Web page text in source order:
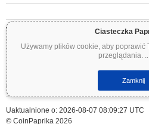
Ciasteczka
Używamy plików cookie, aby
przeglądania.
Zamknij
WAŻNE ZASTRZEŻENIE:
Kryptowaluty są
ryzykiem. Możesz stracić część lub całość
Coinpaprika są udostępniane wyłącznie w
finansowej ani inwestycyjnej. Zawsze
się z wykwalifikowanym doradcą finansowym
Coinpaprika nie ponosi odpowiedzialności za
wykorzystania tych informacji.
Uaktualnione o: 2026-08-07 08:09:27 UTC
© CoinPaprika 2026